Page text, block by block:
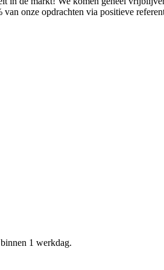
onze opdrachten via positieve
1 werkdag.